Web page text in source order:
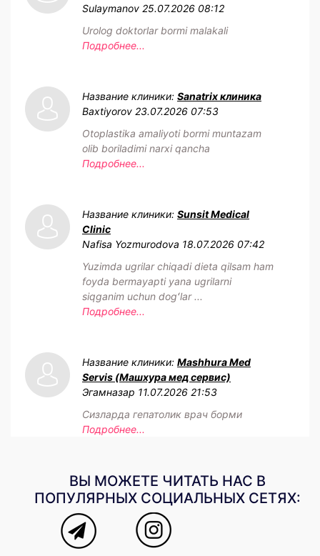
Sulaymanov 25.07.2026 08:12
Urolog doktorlar bormi malakali
Подробнее...
Название клиники: Sanatrix клиника
Baxtiyorov 23.07.2026 07:53
Otoplastika amaliyoti bormi muntazam
olib boriladimi narxi qancha
Подробнее...
Название клиники: Sunsit Medical
Clinic
Nafisa Yozmurodova 18.07.2026 07:42
Yuzimda ugrilar chiqadi dieta qilsam ham
foyda bermayapti yana ugrilarni
siqganim uchun dogʻlar ...
Подробнее...
Название клиники: Mashhura Med
Servis (Машхура мед сервис)
Эгамназар 11.07.2026 21:53
Сизларда гепатолик врач борми
Подробнее...
ВЫ МОЖЕТЕ ЧИТАТЬ НАС В
ПОПУЛЯРНЫХ СОЦИАЛЬНЫХ СЕТЯХ: